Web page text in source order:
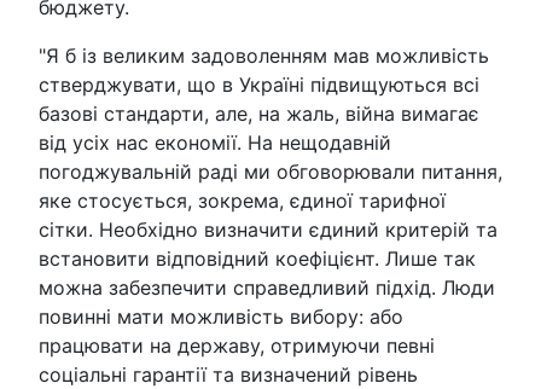
бюджету.
"Я б із великим задоволенням мав можливість
стверджувати, що в Україні підвищуються всі
базові стандарти, але, на жаль, війна вимагає
від усіх нас економії. На нещодавній
погоджувальній раді ми обговорювали питання,
яке стосується, зокрема, єдиної тарифної
сітки. Необхідно визначити єдиний критерій та
встановити відповідний коефіцієнт. Лише так
можна забезпечити справедливий підхід. Люди
повинні мати можливість вибору: або
працювати на державу, отримуючи певні
соціальні гарантії та визначений рівень